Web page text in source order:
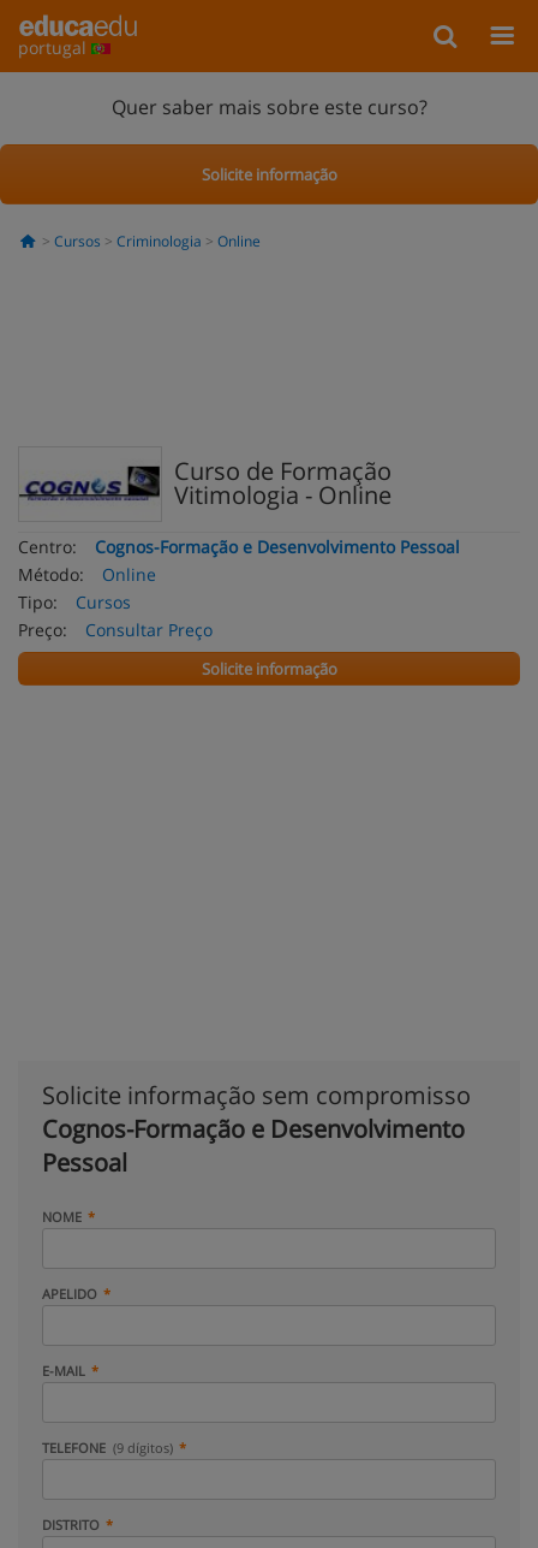
portugal
Quer saber mais sobre este curso?
Solicite informação
Cursos Criminologia Online
Curso de Formação
Vitimologia - Online
Centro:
Cognos-Formação e Desenvolvimento Pessoal
Método:
Online
Tipo:
Cursos
Preço:
Consultar Preço
Solicite informação
Solicite informação sem compromisso
Cognos-Formação e Desenvolvimento
Pessoal
NOME
APELIDO
E-MAIL
TELEFONE (9 dígitos)
DISTRITO